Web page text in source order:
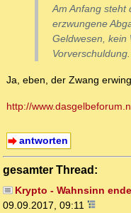
Am Anfang steht
erzwungene
Geldwesen, kein
Ja, eben, der Zwang
http://
antworten
gesamter Thread:
Krypto - Wahnsinn
09.09.2017, 09:11